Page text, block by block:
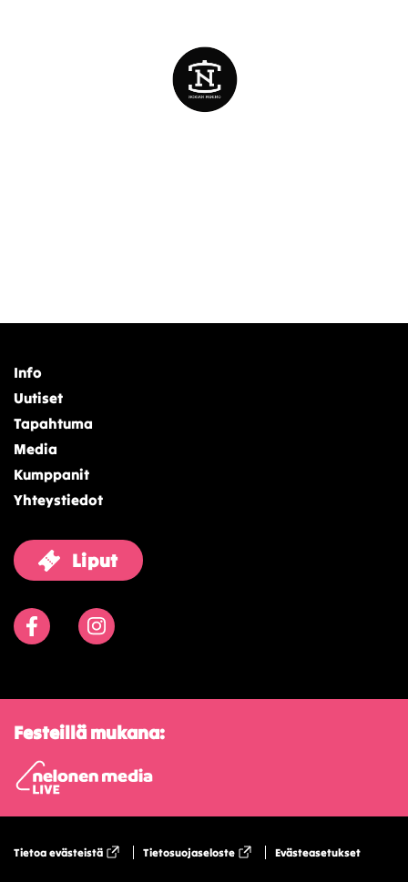
Info
Uutiset
Tapahtuma
Media
Kumppanit
Yhteystiedot
Liput
FacebookInstagram
Festeillä mukana:
Tietoa evästeistä Tietosuojaseloste Evästeasetukset